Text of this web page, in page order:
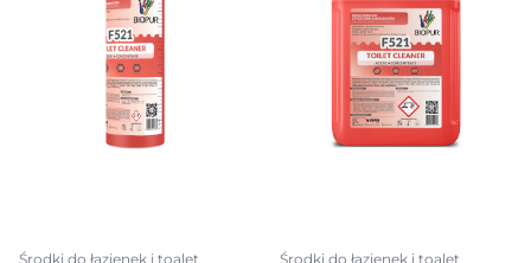
Środki do łazienek i toalet Środki do łazienek i toalet